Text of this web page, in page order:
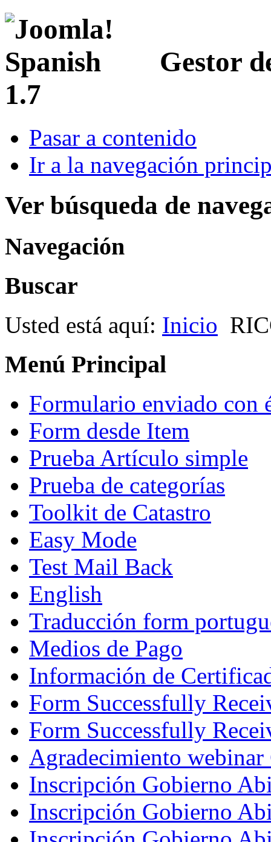
Gestor
1.7
Pasar a contenido
Ir a la navegación
Ver búsqueda de
Navegación
Buscar
Usted está aquí: Inicio
Menú Principal
Formulario enviado con
Form desde Item
Prueba Artículo simple
Prueba de categorías
Toolkit de Catastro
Easy Mode
Test Mail Back
English
Traducción form
Medios de Pago
Información de
Form Successfully
Form Successfully
Agradecimiento webinar
Inscripción Gobierno
Inscripción Gobierno